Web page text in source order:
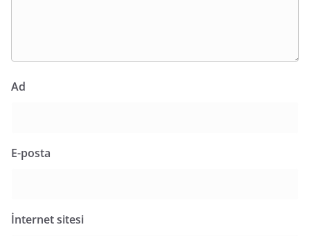
Ad
E-posta
İnternet sitesi